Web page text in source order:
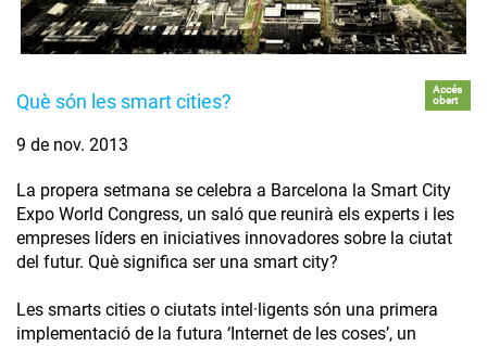
Què són les smart cities?
Accés
obert
9 de nov. 2013
La propera setmana se celebra a Barcelona la Smart City
Expo World Congress, un saló que reunirà els experts i les
empreses líders en iniciatives innovadores sobre la ciutat
del futur. Què significa ser una smart city?
Les smarts cities o ciutats intel·ligents són una primera
implementació de la futura ‘Internet de les coses’, un